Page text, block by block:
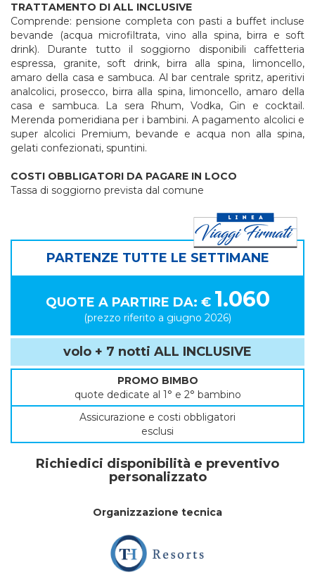
TRATTAMENTO DI ALL INCLUSIVE
Comprende: pensione completa con pasti a buffet incluse
bevande (acqua microfiltrata, vino alla spina, birra e soft
drink). Durante tutto il soggiorno disponibili caffetteria
espressa, granite, soft drink, birra alla spina, limoncello,
amaro della casa e sambuca. Al bar centrale spritz, aperitivi
analcolici, prosecco, birra alla spina, limoncello, amaro della
casa e sambuca. La sera Rhum, Vodka, Gin e cocktail.
Merenda pomeridiana per i bambini. A pagamento alcolici e
super alcolici Premium, bevande e acqua non alla spina,
gelati confezionati, spuntini.
COSTI OBBLIGATORI DA PAGARE IN LOCO
Tassa di soggiorno prevista dal comune
PARTENZE TUTTE LE SETTIMANE
QUOTE A PARTIRE DA: € 1.060
(prezzo riferito a giugno 2026)
volo + 7 notti ALL INCLUSIVE
PROMO BIMBO
quote dedicate al 1° e 2° bambino
Assicurazione e costi obbligatori
esclusi
Richiedici disponibilità e preventivo
personalizzato
Organizzazione tecnica